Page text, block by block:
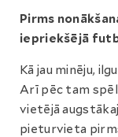
Pirms
iepriekšējā
Kā jau minēju,
Arī pēc tam
vietējā
pieturvieta